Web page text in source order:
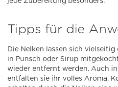
Tipps für die
Die Nelken lassen sich
in Punsch oder Sirup
wieder entfernt werden. Auch
entfalten sie ihr volles Aroma.